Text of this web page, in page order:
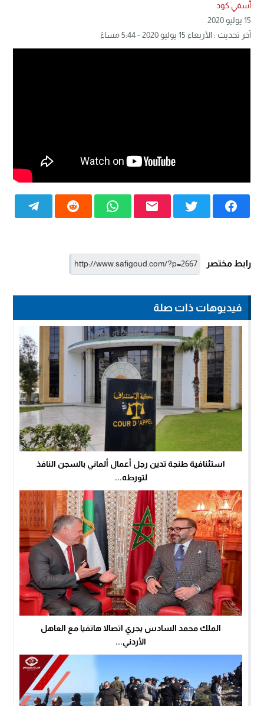
أسفي كود
15 يوليو 2020
آخر تحديث : الأربعاء 15 يوليو 2020 - 5:44 مساءً
رابط مختصر
فيديوهات ذات صلة
استئنافية طنجة تدين رجل أعمال ألماني بالسجن النافذ
لتورطه...
الملك محمد السادس يجري اتصالا هاتفيا مع العاهل
الأردني...